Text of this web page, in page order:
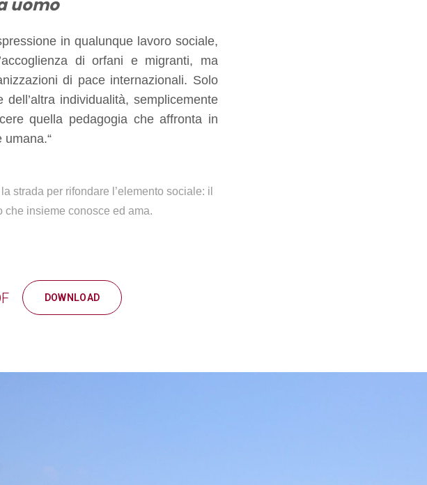
uomo
in qualunque lavoro sociale,
di orfani e migranti, ma
di pace internazionali. Solo
individualità, semplicemente
quella pedagogia che affronta in
umana.“
strada per rifondare l’elemento sociale: il
che insieme conosce ed ama.
DOWNLOAD